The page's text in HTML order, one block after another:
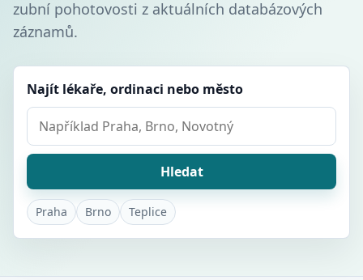
zubní pohotovosti z aktuálních databázových
záznamů.
Najít lékaře, ordinaci nebo město
Hledat
Praha Brno Teplice